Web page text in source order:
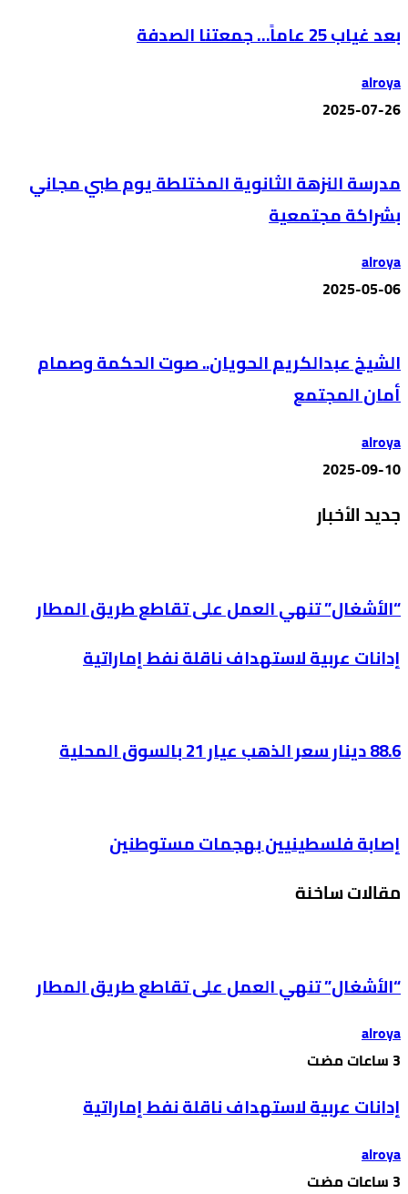
بعد غياب 25 عاماً… جمعتنا الصدفة
alroya
2025-07-26
مدرسة النزهة الثانوية المختلطة يوم طبي مجاني
بشراكة مجتمعية
alroya
2025-05-06
الشيخ عبدالكريم الحويان.. صوت الحكمة وصمام
أمان المجتمع
alroya
2025-09-10
جديد الأخبار
“الأشغال” تنهي العمل على تقاطع طريق المطار
إدانات عربية لاستهداف ناقلة نفط إماراتية
88.6 دينار سعر الذهب عيار 21 بالسوق المحلية
إصابة فلسطينيين بهجمات مستوطنين
مقالات ساخنة
“الأشغال” تنهي العمل على تقاطع طريق المطار
alroya
إدانات عربية لاستهداف ناقلة نفط إماراتية
alroya